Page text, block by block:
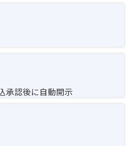
承認後に自動開示